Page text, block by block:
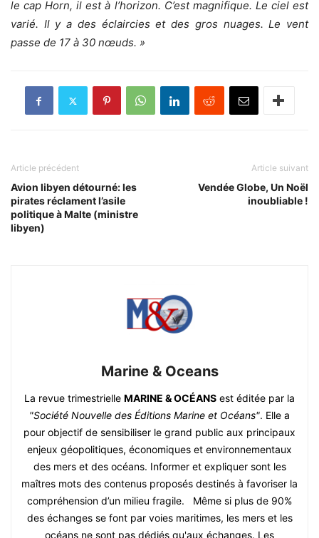
le cap Horn, il est à l’horizon. C’est magnifique. Le ciel est
varié. Il y a des éclaircies et des gros nuages. Le vent
passe de 17 à 30 nœuds. »
Article précédent
Avion libyen détourné: les
pirates réclament l’asile
politique à Malte (ministre
libyen)
Article suivant
Vendée Globe, Un Noël
inoubliable !
Marine & Oceans
La revue trimestrielle MARINE & OCÉANS est éditée par la
"Société Nouvelle des Éditions Marine et Océans". Elle a
pour objectif de sensibiliser le grand public aux principaux
enjeux géopolitiques, économiques et environnementaux
des mers et des océans. Informer et expliquer sont les
maîtres mots des contenus proposés destinés à favoriser la
compréhension d’un milieu fragile. Même si plus de 90%
des échanges se font par voies maritimes, les mers et les
océans ne sont pas dédiés qu'aux échanges. Les